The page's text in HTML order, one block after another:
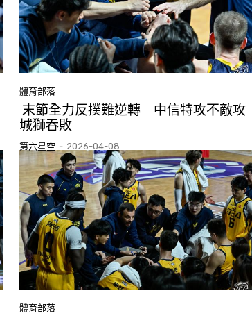
體育部落
末節全力反撲難逆轉 中信特攻不敵攻
城獅吞敗
第六星空 - 2026-04-08
體育部落